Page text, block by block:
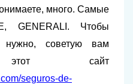
много. Самые
GENERALI. Чтобы
советую вам
этот сайт
seguros-de-